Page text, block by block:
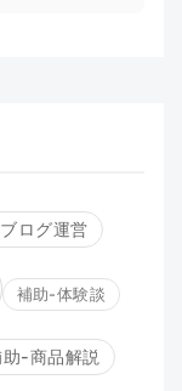
ログ運営
補助-体験談
助-商品解説